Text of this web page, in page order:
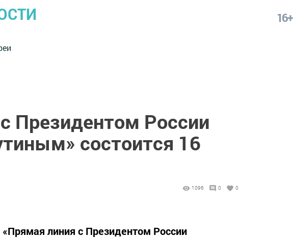
16+
Президентом России
состоится 16
1096 0 0
линия с Президентом России